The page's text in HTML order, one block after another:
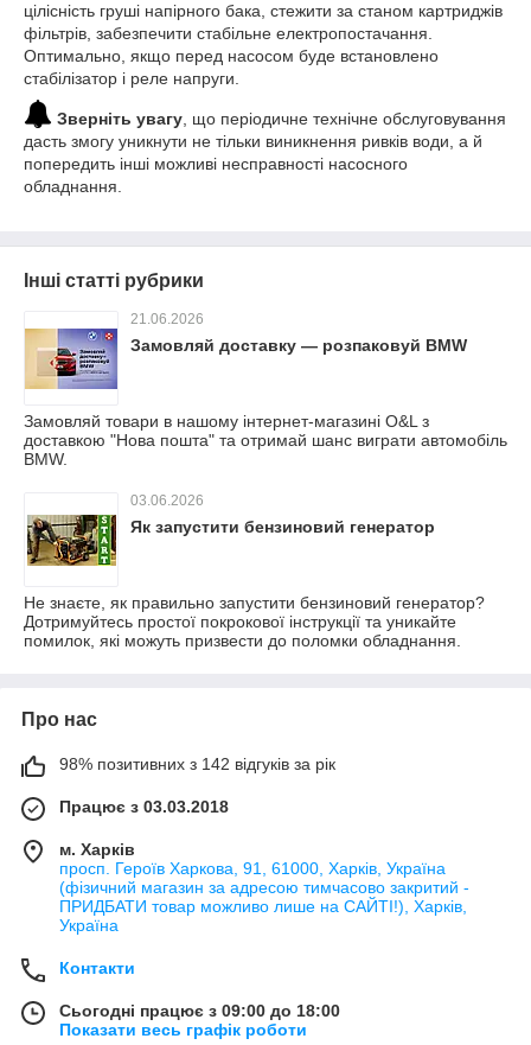
цілісність груші напірного бака, стежити за станом картриджів
фільтрів, забезпечити стабільне електропостачання.
Оптимально, якщо перед насосом буде встановлено
стабілізатор і реле напруги.
Зверніть увагу, що періодичне технічне обслуговування
дасть змогу уникнути не тільки виникнення ривків води, а й
попередить інші можливі несправності насосного
обладнання.
Інші статті рубрики
21.06.2026
Замовляй доставку — розпаковуй BMW
Замовляй товари в нашому інтернет-магазині O&L з
доставкою "Нова пошта" та отримай шанс виграти автомобіль
BMW.
03.06.2026
Як запустити бензиновий генератор
Не знаєте, як правильно запустити бензиновий генератор?
Дотримуйтесь простої покрокової інструкції та уникайте
помилок, які можуть призвести до поломки обладнання.
Про нас
98% позитивних з 142 відгуків за рік
Працює з 03.03.2018
м. Харків
просп. Героїв Харкова, 91, 61000, Харків, Україна
(фізичний магазин за адресою тимчасово закритий -
ПРИДБАТИ товар можливо лише на САЙТІ!), Харків,
Україна
Контакти
Сьогодні працює з 09:00 до 18:00
Показати весь графік роботи